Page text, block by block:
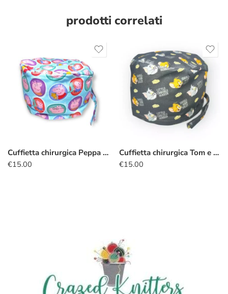
prodotti correlati
Cuffietta chirurgica Peppa pig
€15.00
Cuffietta chirurgica Tom e Jerry
€15.00